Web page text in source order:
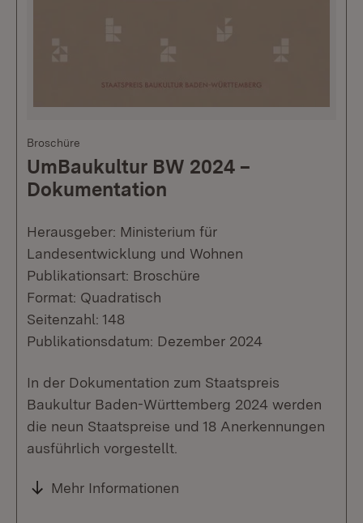
Broschüre
UmBaukultur BW 2024 –
Dokumentation
Herausgeber: Ministerium für
Landesentwicklung und Wohnen
Publikationsart: Broschüre
Format: Quadratisch
Seitenzahl: 148
Publikationsdatum: Dezember 2024
In der Dokumentation zum Staatspreis
Baukultur Baden-Württemberg 2024 werden
die neun Staatspreise und 18 Anerkennungen
ausführlich vorgestellt.
Mehr Informationen